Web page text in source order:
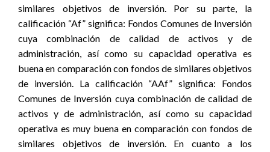
similares objetivos de inversión. Por su parte, la
calificación “Af” significa: Fondos Comunes de Inversión
cuya combinación de calidad de activos y de
administración, así como su capacidad operativa es
buena en comparación con fondos de similares objetivos
de inversión. La calificación “AAf” significa: Fondos
Comunes de Inversión cuya combinación de calidad de
activos y de administración, así como su capacidad
operativa es muy buena en comparación con fondos de
similares objetivos de inversión. En cuanto a los